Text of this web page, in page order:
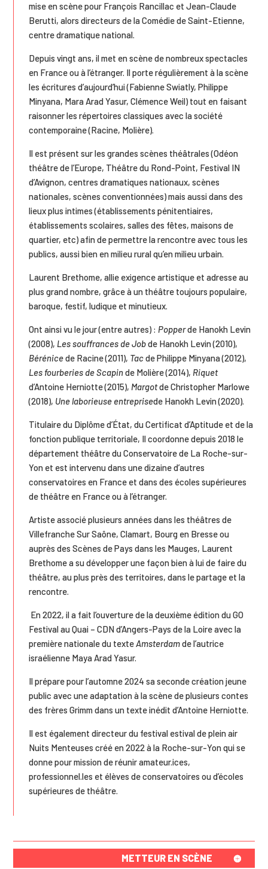
mise en scène pour François Rancillac et Jean-Claude
Berutti, alors directeurs de la Comédie de Saint-Etienne,
centre dramatique national.
Depuis vingt ans, il met en scène de nombreux spectacles
en France ou à l’étranger. Il porte régulièrement à la scène
les écritures d’aujourd’hui (Fabienne Swiatly, Philippe
Minyana, Mara Arad Yasur, Clémence Weil) tout en faisant
raisonner les répertoires classiques avec la société
contemporaine (Racine, Molière).
Il est présent sur les grandes scènes théâtrales (Odéon
théâtre de l’Europe, Théâtre du Rond-Point, Festival IN
d’Avignon, centres dramatiques nationaux, scènes
nationales, scènes conventionnées) mais aussi dans des
lieux plus intimes (établissements pénitentiaires,
établissements scolaires, salles des fêtes, maisons de
quartier, etc) afin de permettre la rencontre avec tous les
publics, aussi bien en milieu rural qu’en milieu urbain.
Laurent Brethome, allie exigence artistique et adresse au
plus grand nombre, grâce à un théâtre toujours populaire,
baroque, festif, ludique et minutieux.
Ont ainsi vu le jour (entre autres) : Popperde Hanokh Levin
(2008), Les souffrances de Jobde Hanokh Levin (2010),
Bérénicede Racine (2011), Tacde Philippe Minyana (2012),
Les fourberies de Scapinde Molière (2014), Riquet
d’Antoine Herniotte (2015), Margotde Christopher Marlowe
(2018), Une laborieuse entreprisede Hanokh Levin (2020).
Titulaire du Diplôme d’État, du Certificat d’Aptitude et de la
fonction publique territoriale, Il coordonne depuis 2018 le
département théâtre du Conservatoire de La Roche-sur-
Yon et est intervenu dans une dizaine d’autres
conservatoires en France et dans des écoles supérieures
de théâtre en France ou à l’étranger.
Artiste associé plusieurs années dans les théâtres de
Villefranche Sur Saône, Clamart, Bourg en Bresse ou
auprès des Scènes de Pays dans les Mauges, Laurent
Brethome a su développer une façon bien à lui de faire du
théâtre, au plus près des territoires, dans le partage et la
rencontre.
En 2022, il a fait l’ouverture de la deuxième édition du GO
Festival au Quai – CDN d’Angers-Pays de la Loire avec la
première nationale du texteAmsterdamde l’autrice
israélienne Maya Arad Yasur.
Il prépare pour l’automne 2024 sa seconde création jeune
public avec une adaptation à la scène de plusieurs contes
des frères Grimm dans un texte inédit d’Antoine Herniotte.
Il est également directeur du festival estival de plein air
Nuits Menteuses créé en 2022 à la Roche-sur-Yon qui se
donne pour mission de réunir amateur.ices,
professionnel.les et élèves de conservatoires ou d’écoles
supérieures de théâtre.
METTEUR EN SCÈNE